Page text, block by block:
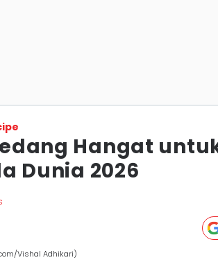
Hangat
Dunia 2026
Vishal Adhikari)